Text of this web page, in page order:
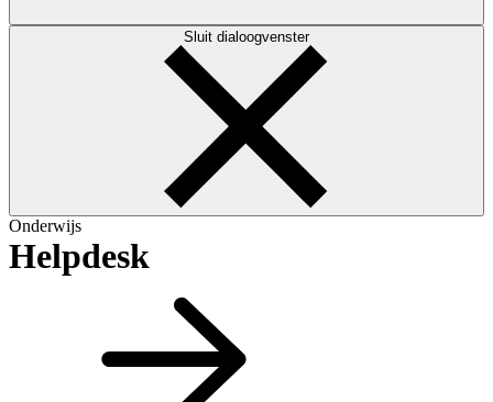
Sluit dialoogvenster
Onderwijs
Helpdesk